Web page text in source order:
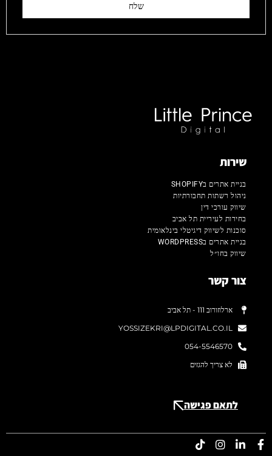
שלח
שירות
בניית אתרים בSHOPIFY
ניהול רשתות תחבורתיות
שיווק עורכי דין
בחירות לעיריית תל אביב
סוכנות לשיווק דיגיטלי בינלאומית
בניית אתרים בWORDPRESS
שיווק בחו״ל
צור קשר
ארלוזורוב 111 - תל אביב
YOSSIZEKRI@LPDIGITAL.CO.IL
054-5546570
לא צריך להגזים
לתאם פגישה